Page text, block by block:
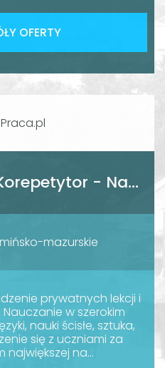
OFERTY
Korepetytorka / Korepetytor - Nauczyciel / Nauczycielka
mazurskie
prywatnych lekcji i
w szerokim
nauki ścisłe, sztuka,
się z uczniami za
na...